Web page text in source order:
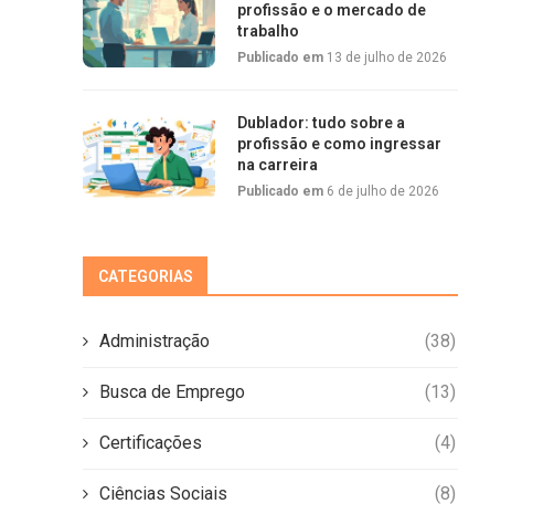
profissão e o mercado de
trabalho
Publicado em 13 de julho de 2026
Dublador: tudo sobre a
profissão e como ingressar
na carreira
Publicado em 6 de julho de 2026
CATEGORIAS
Administração (38)
Busca de Emprego (13)
Certificações (4)
Ciências Sociais (8)